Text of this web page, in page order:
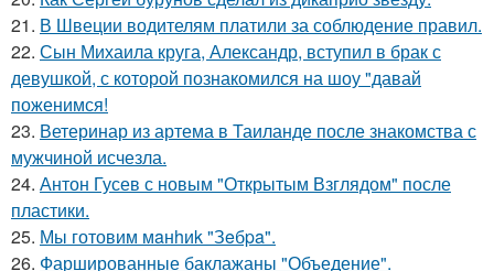
21. В Швеции водителям платили за соблюдение правил.
22. Сын Михаила круга, Александр, вступил в брак с
девушкой, с которой познакомился на шоу "давай
поженимся!
23. Ветеринар из артема в Таиланде после знакомства с
мужчиной исчезла.
24. Антон Гусев с новым "Открытым Взглядом" после
пластики.
25. Мы готовим мaнhиk "Зeбpa".
26. Фаршированные баклажаны "Объедение".